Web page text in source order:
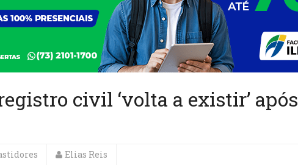
civil ‘volta a existir’ após
Elias Reis